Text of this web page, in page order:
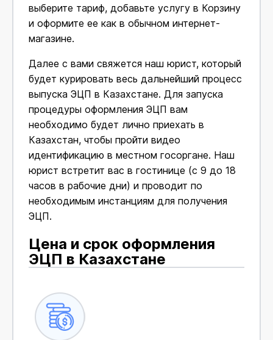
выберите тариф, добавьте услугу в Корзину
и оформите ее как в обычном интернет-
магазине.
Далее с вами свяжется наш юрист, который
будет курировать весь дальнейший процесс
выпуска ЭЦП в Казахстане. Для запуска
процедуры оформления ЭЦП вам
необходимо будет лично приехать в
Казахстан, чтобы пройти видео
идентификацию в местном госоргане. Наш
юрист встретит вас в гостинице (с 9 до 18
часов в рабочие дни) и проводит по
необходимым инстанциям для получения
ЭЦП.
Цена и срок оформления
ЭЦП в Казахстане